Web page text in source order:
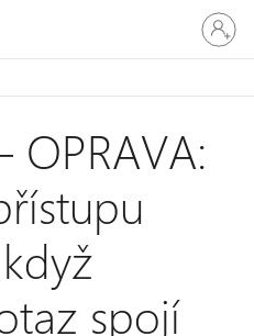
Přihlaste
se
ke
účtu
OPRAVA:
spojí